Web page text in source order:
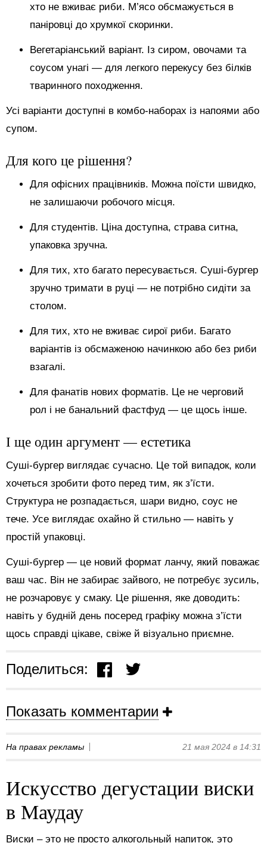
хто не вживає риби. М’ясо обсмажується в
паніровці до хрумкої скоринки.
Вегетаріанський варіант. Із сиром, овочами та
соусом унагі — для легкого перекусу без білків
тваринного походження.
Усі варіанти доступні в комбо-наборах із напоями або
супом.
Для кого це рішення?
Для офісних працівників. Можна поїсти швидко,
не залишаючи робочого місця.
Для студентів. Ціна доступна, страва ситна,
упаковка зручна.
Для тих, хто багато пересувається. Суші-бургер
зручно тримати в руці — не потрібно сидіти за
столом.
Для тих, хто не вживає сирої риби. Багато
варіантів із обсмаженою начинкою або без риби
взагалі.
Для фанатів нових форматів. Це не черговий
рол і не банальний фастфуд — це щось інше.
І ще один аргумент — естетика
Суші-бургер виглядає сучасно. Це той випадок, коли
хочеться зробити фото перед тим, як з’їсти.
Структура не розпадається, шари видно, соус не
тече. Усе виглядає охайно й стильно — навіть у
простій упаковці.
Суші-бургер — це новий формат ланчу, який поважає
ваш час. Він не забирає зайвого, не потребує зусиль,
не розчаровує у смаку. Це рішення, яке доводить:
навіть у будній день посеред графіку можна з’їсти
щось справді цікаве, свіже й візуально приємне.
Поделиться:
Показать комментарии
На правах рекламы 21 мая 2024 в 14:31
Искусство дегустации виски
в Маудау
Виски – это не просто алкогольный напиток, это